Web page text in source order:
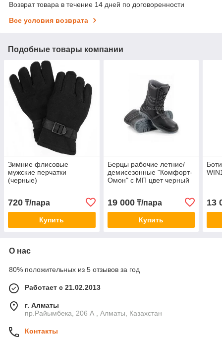
Возврат товара в течение 14 дней по договоренности
Все условия возврата
Подобные товары компании
Зимние флисовые
мужские перчатки
(черные)
720 ₸/пара
Купить
Берцы рабочие летние/
демисезонные "Комфорт-
Омон" с МП цвет черный
19 000₸/пара
Купить
13
О нас
80% положительных из 5 отзывов за год
Работает с 21.02.2013
г. Алматы
пр.Райымбека, 206 А , Алматы, Казахстан
Контакты